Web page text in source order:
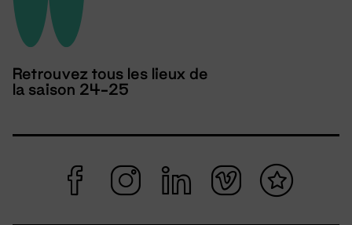
Retrouvez tous les lieux de
la saison 24-25